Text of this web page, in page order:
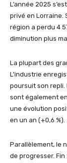
L’année 2025
privé en Lorraine.
région a perdu 4
diminution plus
La plupart des
L’industrie
poursuit son repli.
sont également
une évolution
en un an (+0,6 %).
Parallèlement, le
de progresser. Fin